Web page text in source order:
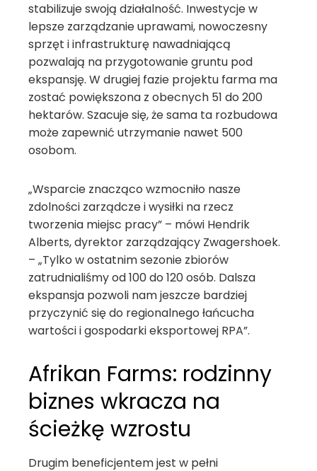
stabilizuje swoją działalność. Inwestycje w
lepsze zarządzanie uprawami, nowoczesny
sprzęt i infrastrukturę nawadniającą
pozwalają na przygotowanie gruntu pod
ekspansję. W drugiej fazie projektu farma ma
zostać powiększona z obecnych 51 do 200
hektarów. Szacuje się, że sama ta rozbudowa
może zapewnić utrzymanie nawet 500
osobom.
„Wsparcie znacząco wzmocniło nasze
zdolności zarządcze i wysiłki na rzecz
tworzenia miejsc pracy” – mówi Hendrik
Alberts, dyrektor zarządzający Zwagershoek.
– „Tylko w ostatnim sezonie zbiorów
zatrudnialiśmy od 100 do 120 osób. Dalsza
ekspansja pozwoli nam jeszcze bardziej
przyczynić się do regionalnego łańcucha
wartości i gospodarki eksportowej RPA”.
Afrikan Farms: rodzinny
biznes wkracza na
ścieżkę wzrostu
Drugim beneficjentem jest w pełni